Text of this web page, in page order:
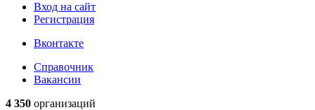
Вход на сайт
Регистрация
Вконтакте
Справочник
Вакансии
4 350 организаций